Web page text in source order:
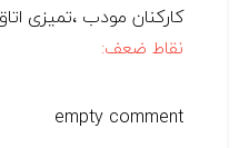
کارکنان مودب ،تمیزی
نقاط ضعف:
empty comment